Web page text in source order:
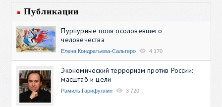
Публикации
Пурпурные поля осоловевшего
человечества
Елена Кондратьева-Сальгеро 4 170
Экономический терроризм против России:
масштаб и цели
Рамиль Гарифуллин 3 720